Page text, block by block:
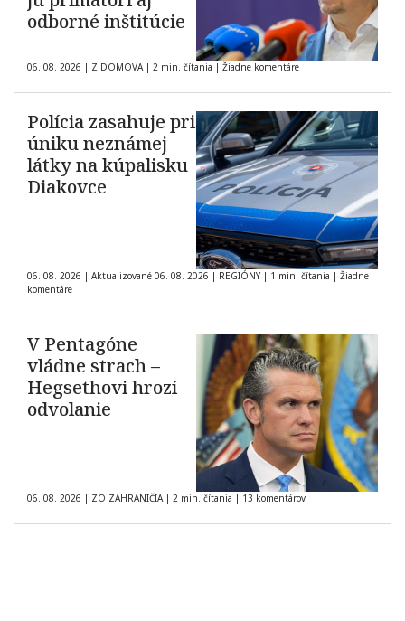
odborné inštitúcie
06. 08. 2026 | Z DOMOVA | 2 min. čítania | Žiadne komentáre
Polícia zasahuje pri
úniku neznámej
látky na kúpalisku
Diakovce
06. 08. 2026 | Aktualizované 06. 08. 2026 | REGIÓNY | 1 min. čítania | Žiadne
komentáre
V Pentagóne
vládne strach –
Hegsethovi hrozí
odvolanie
06. 08. 2026 | ZO ZAHRANIČIA | 2 min. čítania | 13 komentárov